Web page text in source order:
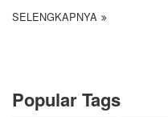
SELENGKAPNYA
Popular Tags